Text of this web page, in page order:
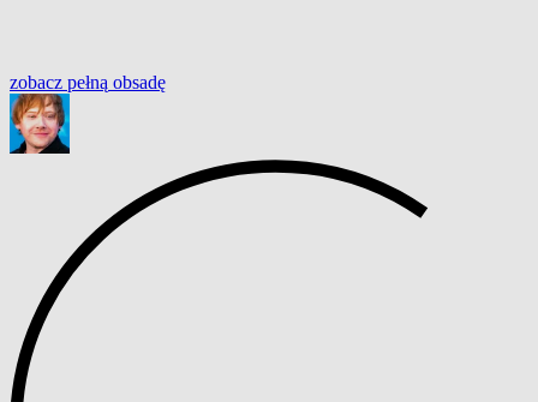
zobacz pełną obsadę